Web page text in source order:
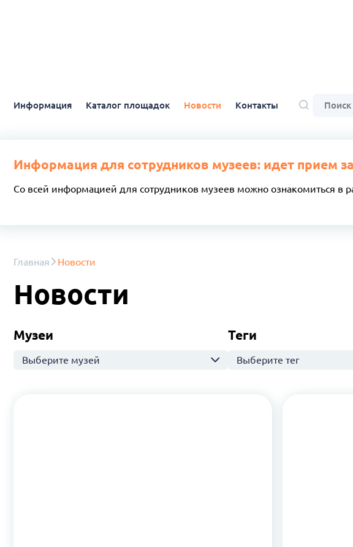
Информация Каталог площадок Новости Контакты
Информация для сотрудников музеев: идет прием
Со всей информацией для сотрудников музеев можно ознакомиться в
Главная Новости
Новости
Музеи
Выберите музей
Теги
Выберите тег